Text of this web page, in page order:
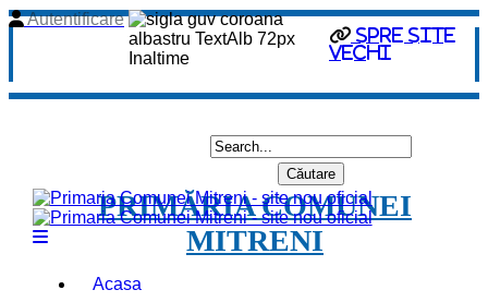
spre site
vechi
Autentificare
PRIMĂRIA COMUNEI
MITRENI
Acasa